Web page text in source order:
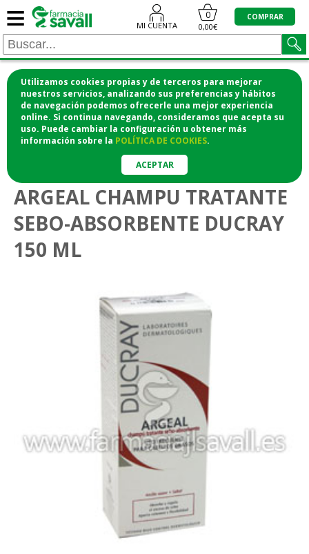
Utilizamos cookies propias y de terceros para mejorar
nuestros servicios, analizando sus preferencias y hábitos
de navegación podemos ofrecerle una mejor experiencia
online. Si continua navegando, consideramos que acepta su
uso. Puede cambiar la configuración u obtener más
información sobre la POLÍTICA DE COOKIES.
ACEPTAR
≡ MI CUENTA
0
0,00€
COMPRAR
¡COMPRA CÓMODAMENTE DESDE CASA Y RECOGE
EN LA FARMACIA!
o si lo prefieres te lo mandamos a casa
Cuidado del cabello
ARGEAL CHAMPU TRATANTE
SEBO-ABSORBENTE DUCRAY
150 ML